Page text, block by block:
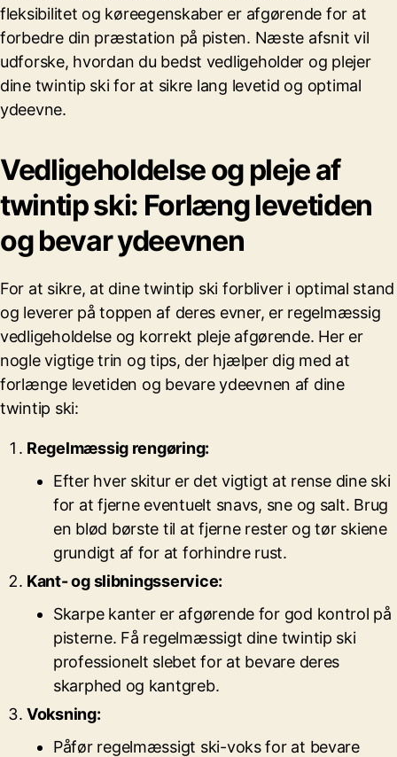
fleksibilitet og køreegenskaber er afgørende for at
forbedre din præstation på pisten. Næste afsnit vil
udforske, hvordan du bedst vedligeholder og plejer
dine twintip ski for at sikre lang levetid og optimal
ydeevne.
Vedligeholdelse og pleje af
twintip ski: Forlæng levetiden
og bevar ydeevnen
For at sikre, at dine twintip ski forbliver i optimal stand
og leverer på toppen af deres evner, er regelmæssig
vedligeholdelse og korrekt pleje afgørende. Her er
nogle vigtige trin og tips, der hjælper dig med at
forlænge levetiden og bevare ydeevnen af dine
twintip ski:
Regelmæssig rengøring:
Efter hver skitur er det vigtigt at rense dine ski
for at fjerne eventuelt snavs, sne og salt. Brug
en blød børste til at fjerne rester og tør skiene
grundigt af for at forhindre rust.
Kant- og slibningsservice:
Skarpe kanter er afgørende for god kontrol på
pisterne. Få regelmæssigt dine twintip ski
professionelt slebet for at bevare deres
skarphed og kantgreb.
Voksning:
Påfør regelmæssigt ski-voks for at bevare